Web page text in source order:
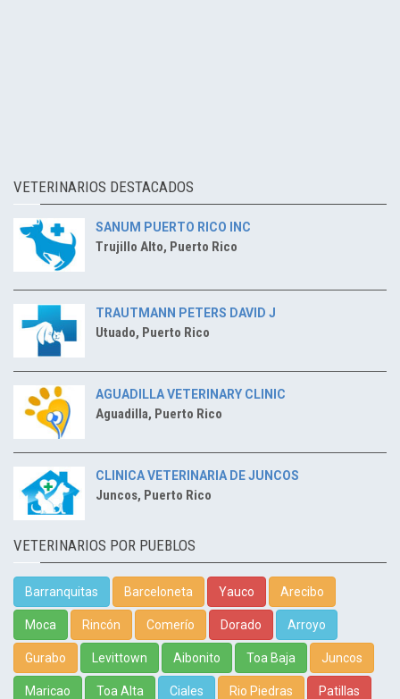
VETERINARIOS DESTACADOS
SANUM PUERTO RICO INC
Trujillo Alto, Puerto Rico
TRAUTMANN PETERS DAVID J
Utuado, Puerto Rico
AGUADILLA VETERINARY CLINIC
Aguadilla, Puerto Rico
CLINICA VETERINARIA DE JUNCOS
Juncos, Puerto Rico
VETERINARIOS POR PUEBLOS
Barranquitas Barceloneta Yauco Arecibo
Moca Rincón Comerío Dorado Arroyo
Gurabo Levittown Aibonito Toa Baja Juncos
Maricao Toa Alta Ciales Rio Piedras Patillas